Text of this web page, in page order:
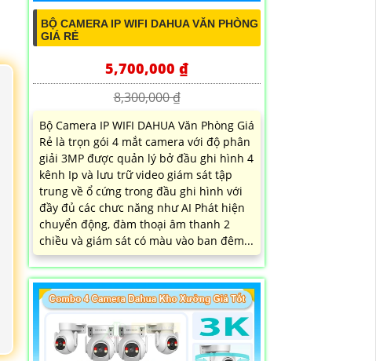
BỘ CAMERA IP WIFI DAHUA VĂN PHÒNG
GIÁ RẺ
5,700,000 ₫
8,300,000 ₫
Bộ Camera IP WIFI DAHUA Văn Phòng Giá
Rẻ là trọn gói 4 mắt camera với độ phân
giải 3MP được quản lý bở đầu ghi hình 4
kênh Ip và lưu trữ video giám sát tập
trung về ổ cứng trong đầu ghi hình với
đầy đủ các chưc năng như AI Phát hiện
chuyển động, đàm thoại âm thanh 2
chiều và giám sát có màu vào ban đêm...